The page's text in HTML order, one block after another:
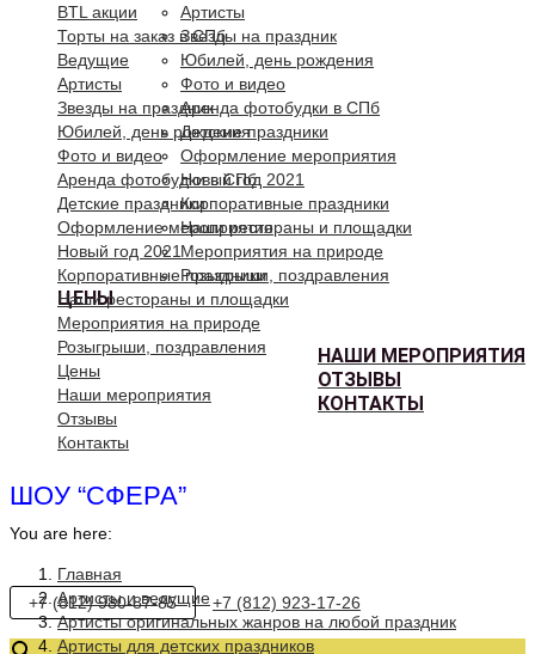
Артисты
Звезды на праздник
Юбилей, день рождения
Фото и видео
Аренда фотобудки в СПб
Детские праздники
Оформление мероприятия
Новый год 2021
Корпоративные праздники
Наши рестораны и площадки
Мероприятия на природе
Розыгрыши, поздравления
ЦЕНЫ
НАШИ МЕРОПРИЯТИЯ
ОТЗЫВЫ
КОНТАКТЫ
BTL акции
Торты на заказ в СПб
Ведущие
Артисты
Звезды на праздник
Юбилей, день рождения
Фото и видео
Аренда фотобудки в СПб
Детские праздники
Оформление мероприятия
Новый год 2021
Корпоративные праздники
Наши рестораны и площадки
Мероприятия на природе
Розыгрыши, поздравления
Цены
Наши мероприятия
Отзывы
Контакты
ШОУ “СФЕРА”
You are here:
Главная
Артисты и ведущие
Артисты оригинальных жанров на любой праздник
Артисты для детских праздников
+7 (812) 980-87-85 +7 (812) 923-17-26